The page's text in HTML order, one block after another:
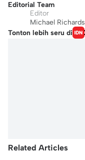
Editorial Team
Editor
Michael Richards
Tonton lebih seru di
Related Articles